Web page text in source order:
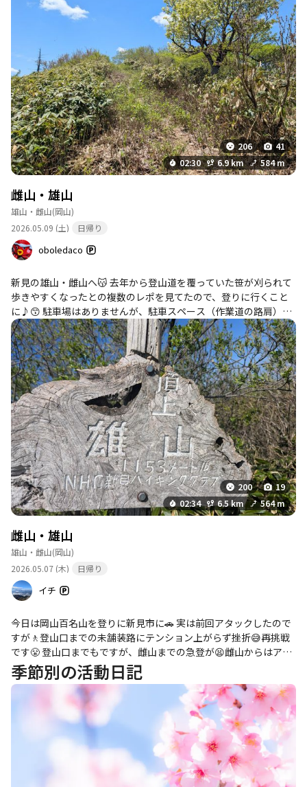
道区間が長かったです💦 登山口からようやく山道の登山道っぽく
なってきました🎶 まずは雌山へ向けてグイグイ標高を上げていき
ます⬆️ 心拍数を意識してペースを抑え、負荷の少ない足運びを意
識して歩きます。 けっこうな標高差を上りますが、歩き方とペー
ス配分のおかげで苦も無く雌山山頂まで到着しました🚩 眺めは残
念ながら木に囲まれているのでイマイチですが、雌山山頂手前に
展望スポットがあるのでそこで景色を堪能しましょう✨ 続いて雄
山へ⛰️ 雄山へは雌山からほとんど縦走路となっているので、多少
の勾配はありますが快適な尾根の登山道を歩く感じです🎶 ほぼ一
本道なので迷う事もなく、笹の区間がありますが綺麗に刈払いさ
れているので薮漕ぎもありません👍 まさに山歩区間でした🚶 雄
山山頂も難なく到着しここで一息☕️ 山頂スペースは180度近く見
渡せるので眺めも良い感じ✨ 五人くらいは余裕で休憩できるスペ
ースでした。 帰りはピストンで来た道を戻ります。 標高差がある
ので下りはあっという間に下山しました🏃 程良い疲れと満足感が
ありますがもう一山登って帰ろうかな、ということで次の山へ🏍️
💨
206
41
02:30
6.9 km 584 m
雌山・雄山
雄山・雌山(岡山)
2026.05.09 (土)
日帰り
oboledaco
新見の雄山・雌山へ😽 去年から登山道を覆っていた笹が刈られて
歩きやすくなったとの複数のレポを見てたので、登りに行くこと
に♪😙 駐車場はありませんが、駐車スペース（作業道の路肩）は
数カ所ありました🅿️ 元々牧場があったらしく、登山口手前は気持
ち良い牧草地があり、登る前から開放感が(⁠ ⁠╹⁠▽⁠╹⁠ ⁠) 雌山へ登るま
でのつづら折りの細道さえ頑張って登れば、雌山から雄山までは
なだらかなアップダウンの縦走路で、快適に歩けました😙 人気薄
なので多分誰も登りに来てないだろうと思ってたら、大阪からわ
ざわざ登りに来られていた方とちょうどスタートが一緒になり、
元気がでました(≧∇≦)b 雄山の山頂からの景色が素晴らしく、快
晴にも恵まれて大山・烏ヶ山をくっきり見ることが出来てラッキ
ーでした⭐️
200
19
02:34
6.5 km 564 m
雌山・雄山
雄山・雌山(岡山)
2026.05.07 (木)
日帰り
イチ
今日は岡山百名山を登りに新見市に🚗 実は前回アタックしたので
すが🚶登山口までの未舗装路にテンション上がらず挫折😅再挑戦
です😤 登山口までもですが、雌山までの急登が😫雌山からはアッ
プダウンの気持ち良い登山道でした🤗
季節別の活動日記